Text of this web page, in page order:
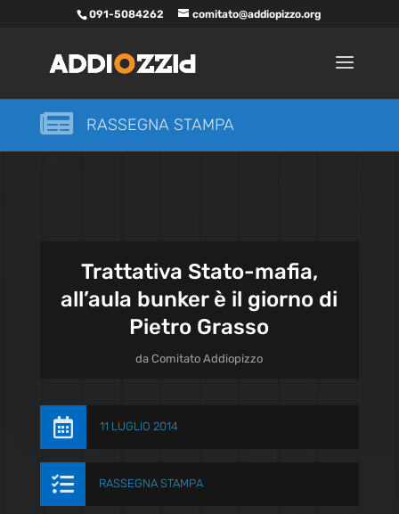
091-5084262 comitato@addiopizzo.org
 RASSEGNA STAMPA
Trattativa Stato-mafia,
all’aula bunker è il giorno di
Pietro Grasso
daComitato Addiopizzo
 11 LUGLIO 2014
 RASSEGNA STAMPA